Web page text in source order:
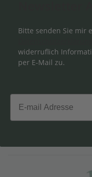
Bitte senden Sie mir
widerruflich
per E-Mail zu.
Email